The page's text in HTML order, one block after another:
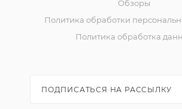
Обзоры
Политика обработки
Политика обработка
ПОДПИСАТЬСЯ НА РАССЫЛКУ